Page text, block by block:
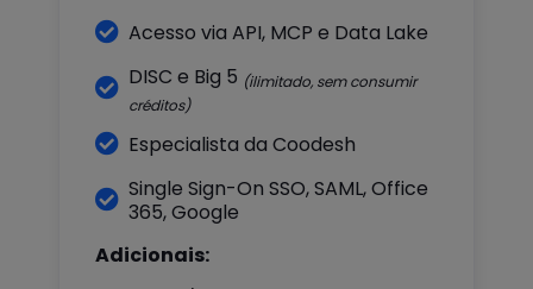
 Acesso via API, MCP e Data Lake
 DISC e Big 5 (ilimitado, sem consumir
créditos)
 Especialista da Coodesh
 Single Sign-On SSO, SAML, Office
365, Google
Adicionais: